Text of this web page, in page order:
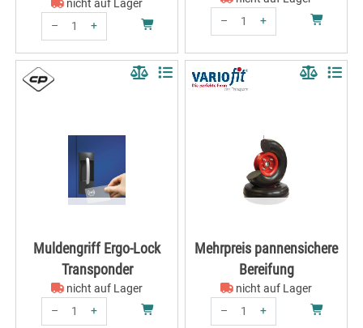
nicht auf Lager
–
+
–
+
Muldengriff Ergo-Lock
Transponder
nicht auf Lager
–
+
Mehrpreis pannensichere
Bereifung
nicht auf Lager
–
+